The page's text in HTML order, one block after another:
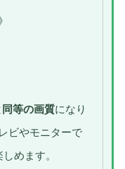
等の画質になり
ビやモニターで
めます。